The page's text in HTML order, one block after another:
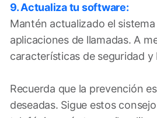
9. Actualiza tu software:
Mantén actualizado el
aplicaciones de llamadas. A
características de seguridad y
Recuerda que la prevención
deseadas. Sigue estos